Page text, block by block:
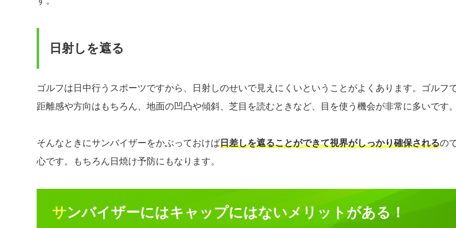
日射しを遮る
ゴルフは日中行うスポーツですから、日射しのせいで見えにくいということがよくあります。ゴルフ
距離感や方向はもちろん、地面の凹凸や傾斜、芝目を読むときなど、目を使う機会が非常に多いです。
そんなときにサンバイザーをかぶっておけば日差しを遮ることができて視界がしっかり確保されるの
心です。もちろん日焼け予防にもなります。
サンバイザーにはキャップにはないメリットがある！